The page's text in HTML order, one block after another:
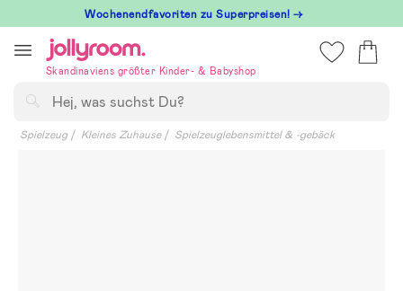
till
innehållet
Wochenendfavoriten zu Superpreisen! →
Skandinaviens größter Kinder- & Babyshop
Spielzeug Kleines Zuhause Spielzeuglebensmittel & -gebäck